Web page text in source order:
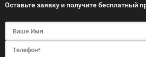
Оставьте заявку и получите бесплатный